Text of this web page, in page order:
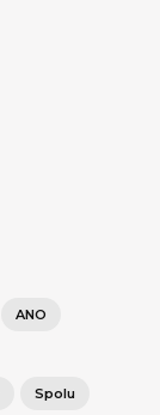
ANO
Spolu